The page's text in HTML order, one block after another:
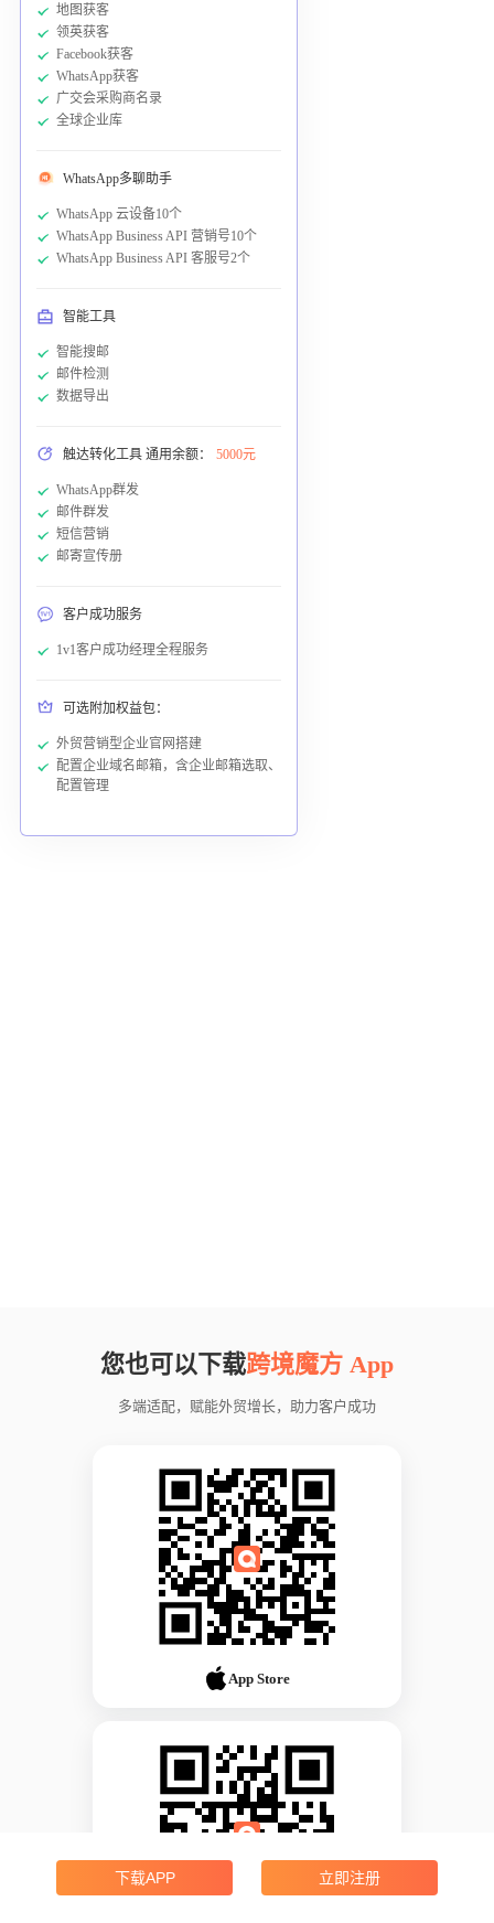
地图获客
领英获客
Facebook获客
WhatsApp获客
广交会采购商名录
全球企业库
WhatsApp多聊助手
WhatsApp 云设备10个
WhatsApp Business API 营销号10个
WhatsApp Business API 客服号2个
智能工具
智能搜邮
邮件检测
数据导出
触达转化工具 通用余额： 5000元
WhatsApp群发
邮件群发
短信营销
邮寄宣传册
客户成功服务
1v1客户成功经理全程服务
可选附加权益包：
外贸营销型企业官网搭建
配置企业域名邮箱，含企业邮箱选取、
配置管理
您也可以下载跨境魔方 App
多端适配，赋能外贸增长，助力客户成功
App Store
下载APP 立即注册